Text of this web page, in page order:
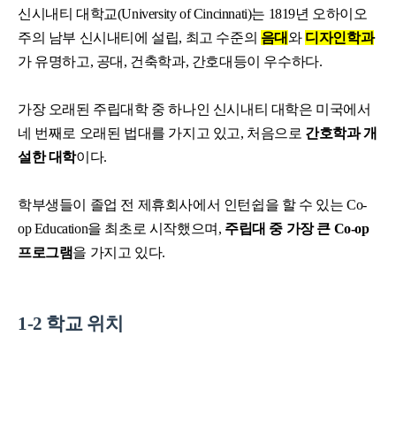
신시내티 대학교(University of Cincinnati)는 1819년 오하이오
주의 남부 신시내티에 설립, 최고 수준의 음대와 디자인학과
가 유명하고, 공대, 건축학과, 간호대등이 우수하다.
가장 오래된 주립대학 중 하나인 신시내티 대학은 미국에서
네 번째로 오래된 법대를 가지고 있고, 처음으로 간호학과 개
설한 대학이다.
학부생들이 졸업 전 제휴회사에서 인턴쉽을 할 수 있는 Co-
op Education을 최초로 시작했으며, 주립대 중 가장 큰 Co-op
프로그램을 가지고 있다.
1-2 학교 위치